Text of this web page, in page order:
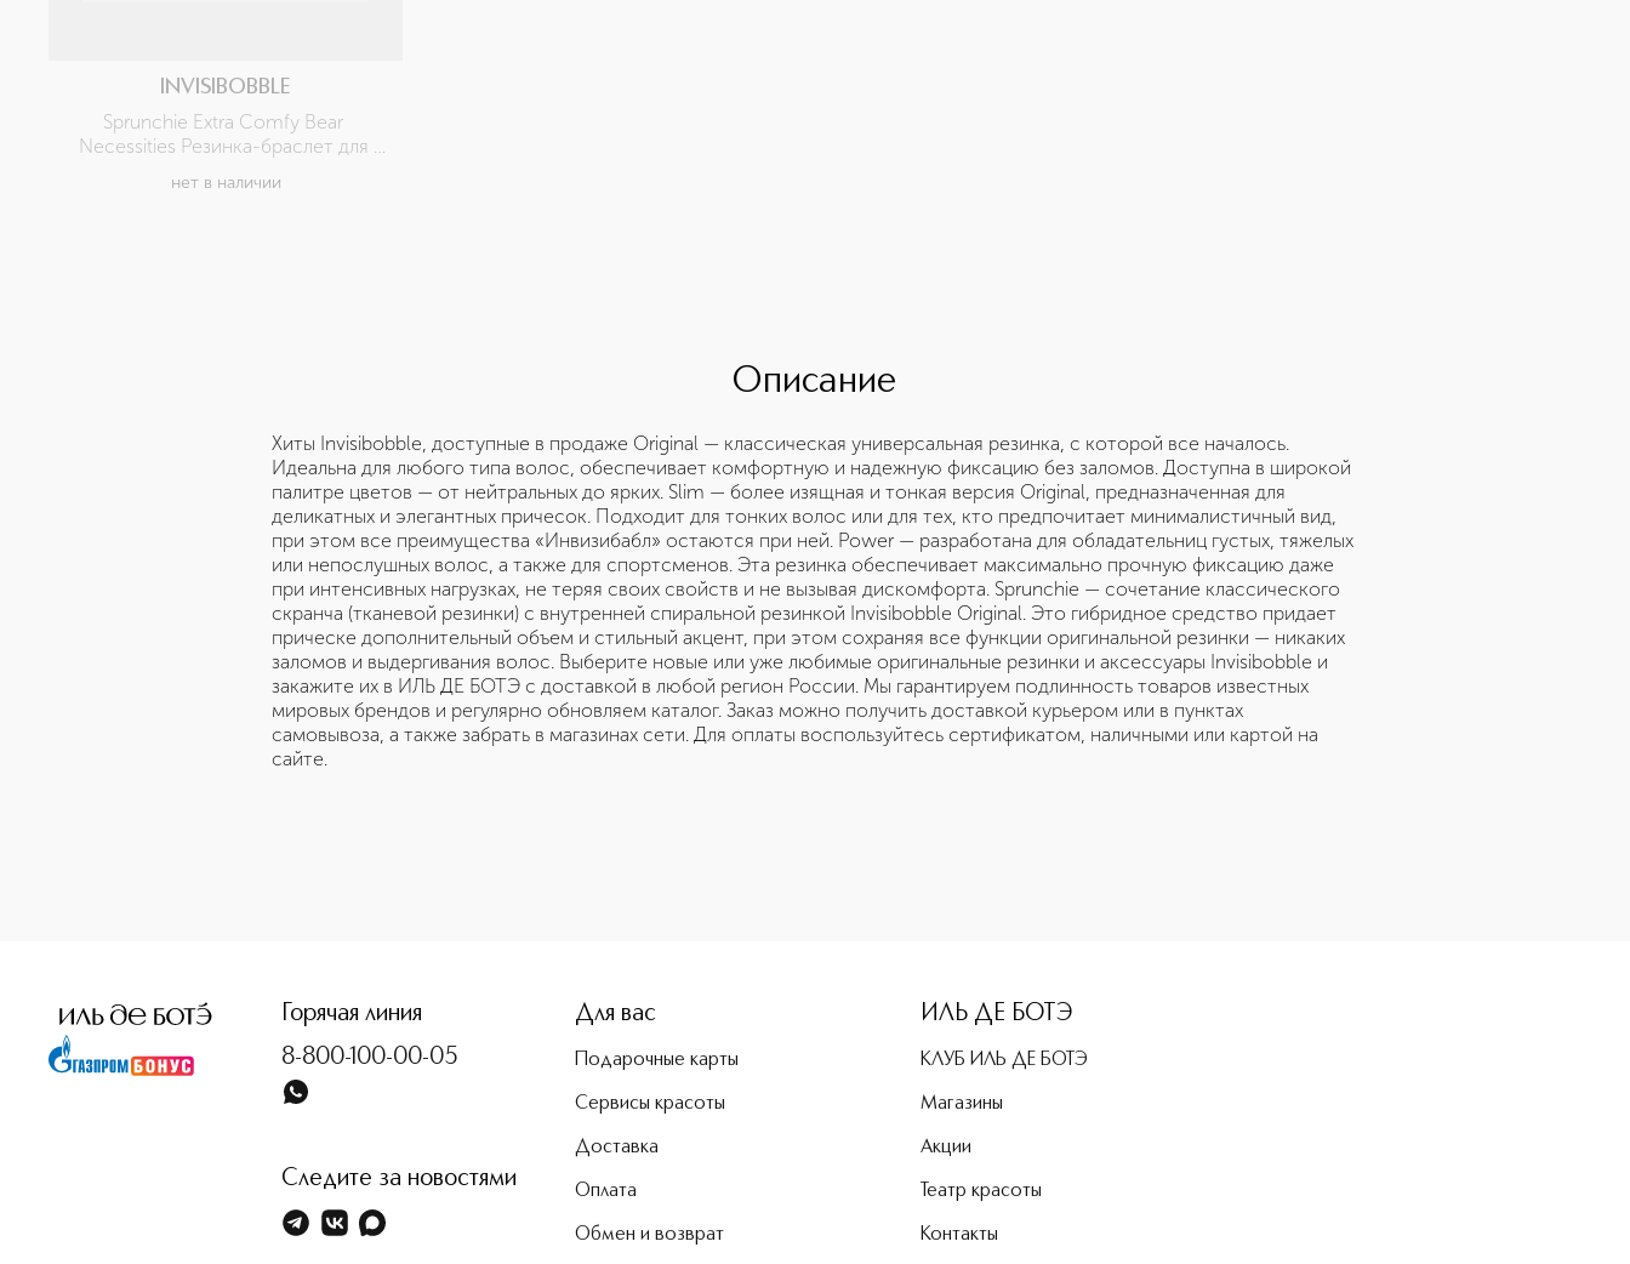
INVISIBOBBLE
Sprunchie Extra Comfy Bear
Necessities Резинка-браслет для
нет в наличии
Описание
Хиты Invisibobble, доступные в продаже Original — классическая универсальная резинка, с которой все началось.
Идеальна для любого типа волос, обеспечивает комфортную и надежную фиксацию без заломов. Доступна в широкой
палитре цветов — от нейтральных до ярких. Slim — более изящная и тонкая версия Original, предназначенная для
деликатных и элегантных причесок. Подходит для тонких волос или для тех, кто предпочитает минималистичный вид,
при этом все преимущества «Инвизибабл» остаются при ней. Power — разработана для обладательниц густых, тяжелых
или непослушных волос, а также для спортсменов. Эта резинка обеспечивает максимально прочную фиксацию даже
при интенсивных нагрузках, не теряя своих свойств и не вызывая дискомфорта. Sprunchie — сочетание классического
скранча (тканевой резинки) с внутренней спиральной резинкой Invisibobble Original. Это гибридное средство придает
прическе дополнительный объем и стильный акцент, при этом сохраняя все функции оригинальной резинки — никаких
заломов и выдергивания волос. Выберите новые или уже любимые оригинальные резинки и аксессуары Invisibobble и
закажите их в ИЛЬ ДЕ БОТЭ с доставкой в любой регион России. Мы гарантируем подлинность товаров известных
мировых брендов и регулярно обновляем каталог. Заказ можно получить доставкой курьером или в пунктах
самовывоза, а также забрать в магазинах сети. Для оплаты воспользуйтесь сертификатом, наличными или картой на
сайте.
Горячая линия
8-800-100-00-05
Следите за новостями
Для вас
Подарочные карты
Сервисы красоты
Доставка
Оплата
Обмен и возврат
ИЛЬ ДЕ БОТЭ
КЛУБ ИЛЬ ДЕ БОТЭ
Магазины
Акции
Театр красоты
Контакты